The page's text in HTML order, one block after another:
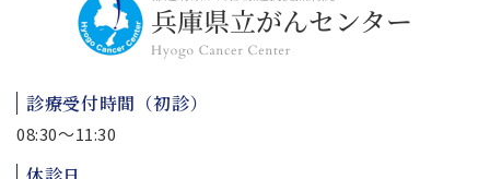
診療受付時間（初診）
08:30～11:30